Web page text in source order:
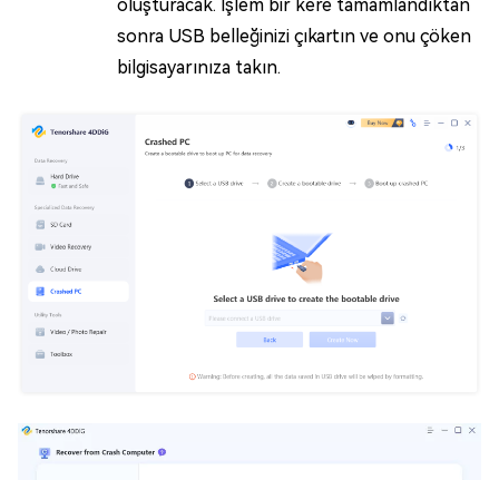
oluşturacak. İşlem bir kere tamamlandıktan
sonra USB belleğinizi çıkartın ve onu çöken
bilgisayarınıza takın.